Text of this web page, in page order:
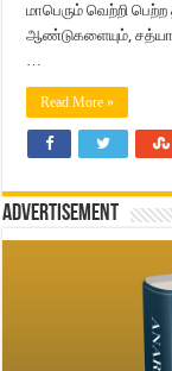
மாபெரும் வெற்றி
ஆண்டுகளையும்,
…
Read More »
Advertisement